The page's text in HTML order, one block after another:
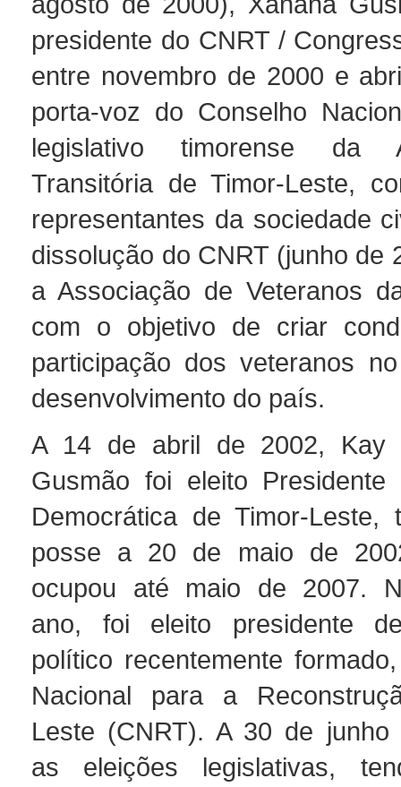
presidente do CNRT /
entre novembro de 2000 e
porta-voz do Conselho
legislativo timorense da
Transitória de Timor-Leste,
representantes da sociedade
dissolução do CNRT (junho de
a Associação de Veteranos
com o objetivo de criar
participação dos veteranos
desenvolvimento do país.
A 14 de abril de 2002, Kay
Gusmão foi eleito Presidente
Democrática de Timor-Leste,
posse a 20 de maio de
ocupou até maio de 2007.
ano, foi eleito presidente
político recentemente
Nacional para a
Leste (CNRT). A 30 de junho
as eleições legislativas,